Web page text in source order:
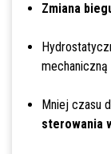
Zmiana
mechaniczną
Mniej czasu
sterowania